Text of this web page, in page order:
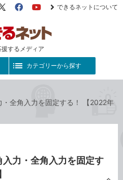
するメディア
X（旧
FacebookYouTube
できるネットについて
カテゴリーから探す
全角入力を固定する！ 【2022年
力・全角入力を固定す